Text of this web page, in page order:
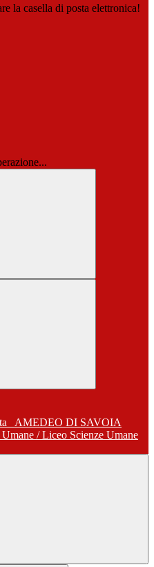
la casella di posta elettronica!
AMEDEO DI SAVOIA
/ Liceo Scienze Umane